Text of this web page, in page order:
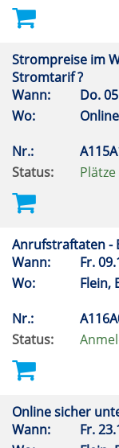
Strompreise im
Stromtarif ?
Wann:
Do.
Wo:
Nr.:
Status:
Anrufstraftaten -
Wann:
Fr.
Wo:
Flein,
Nr.:
Status:
Online sicher
Wann:
Fr.